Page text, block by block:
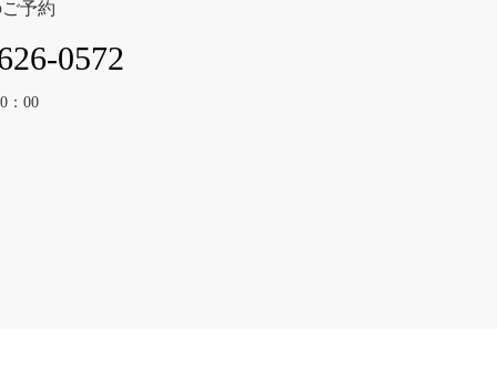
予約
0572
：00